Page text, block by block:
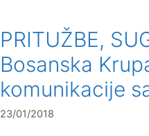
PRITUŽBE,
Bosanska
komunikacije
23/01/2018